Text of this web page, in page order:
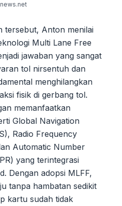
tersebut, Anton menilai
Multi Lane Free
jawaban yang sangat
tol nirsentuh dan
menghilangkan
fisik di gerbang tol.
memanfaatkan
Global Navigation
Radio Frequency
Automatic Number
yang terintegrasi
Dengan adopsi MLFF,
tanpa hambatan sedikit
kartu sudah tidak